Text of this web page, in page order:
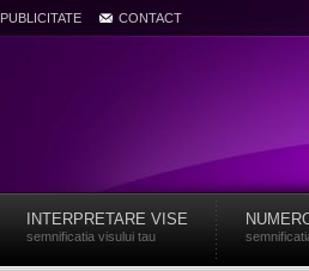
PUBLICITATE CONTACT
INTERPRETARE VISE
semnificatia visului tau